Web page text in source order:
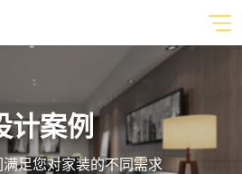
计案例
足您对家装的不同需求